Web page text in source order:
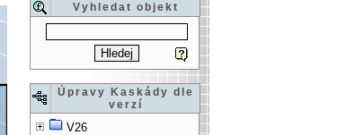
Vyhledat objekt
Úpravy Kaskády dle
verzí
V26